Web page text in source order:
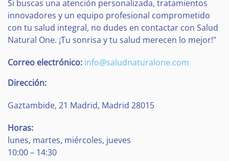
Si buscas una atención personalizada, tratamientos
innovadores y un equipo profesional comprometido
con tu salud integral, no dudes en contactar con Salud
Natural One. ¡Tu sonrisa y tu salud merecen lo mejor!"
Correo electrónico: info@saludnaturalone.com
Dirección:
Gaztambide, 21 Madrid, Madrid 28015
Horas:
lunes, martes, miércoles, jueves
10:00 – 14:30